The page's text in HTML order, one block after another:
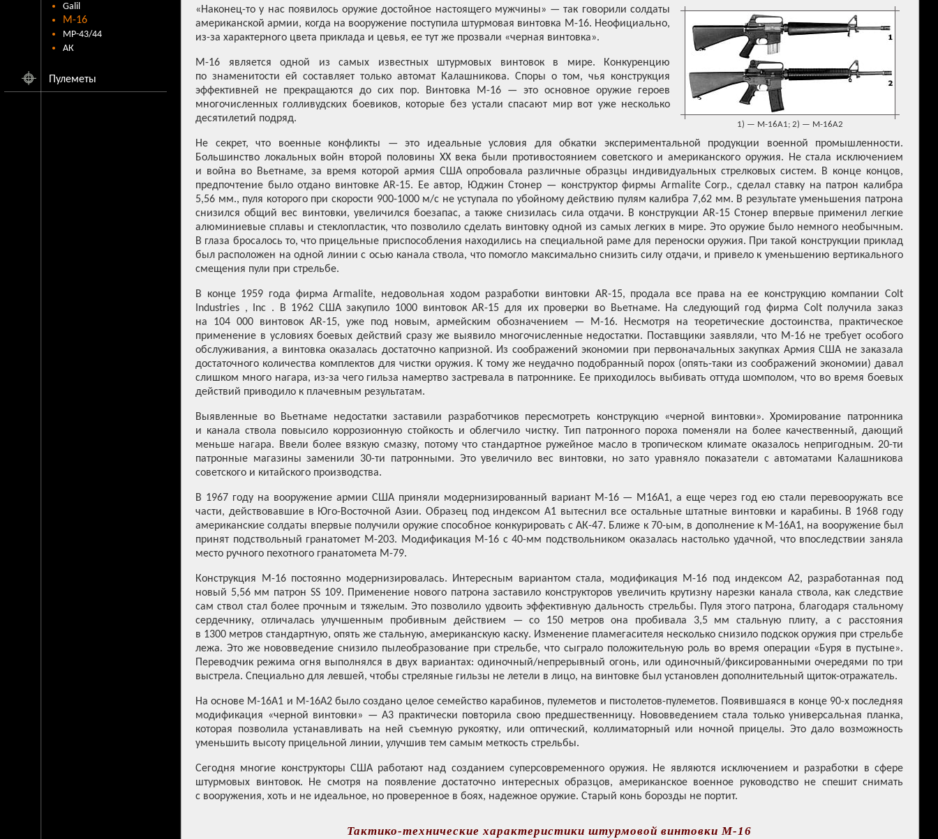
Galil
M-16
MP-43/44
АК
Пулеметы
1) — M-16A1; 2) — M-16A2
«Наконец-то у нас появилось оружие достойное настоящего мужчины» — так говорили солдаты
американской армии, когда на вооружение поступила штурмовая винтовка М-16. Неофициально,
из-за характерного цвета приклада и цевья, ее тут же прозвали «черная винтовка».
М-16 является одной из самых известных штурмовых винтовок в мире. Конкуренцию
по знаменитости ей составляет только автомат Калашникова. Споры о том, чья конструкция
эффективней не прекращаются до сих пор. Винтовка М-16 — это основное оружие героев
многочисленных голливудских боевиков, которые без устали спасают мир вот уже несколько
десятилетий подряд.
Не секрет, что военные конфликты — это идеальные условия для обкатки экспериментальной продукции военной промышленности.
Большинство локальных войн второй половины XX века были противостоянием советского и американского оружия. Не стала исключением
и война во Вьетнаме, за время которой армия США опробовала различные образцы индивидуальных стрелковых систем. В конце концов,
предпочтение было отдано винтовке AR-15. Ее автор, Юджин Стонер — конструктор фирмы Armalite Corp., сделал ставку на патрон калибра
5,56 мм., пуля которого при скорости 900-1000 м/с не уступала по убойному действию пулям калибра 7,62 мм. В результате уменьшения патрона
снизился общий вес винтовки, увеличился боезапас, а также снизилась сила отдачи. В конструкции AR-15 Стонер впервые применил легкие
алюминиевые сплавы и стеклопластик, что позволило сделать винтовку одной из самых легких в мире. Это оружие было немного необычным.
В глаза бросалось то, что прицельные приспособления находились на специальной раме для переноски оружия. При такой конструкции приклад
был расположен на одной линии с осью канала ствола, что помогло максимально снизить силу отдачи, и привело к уменьшению вертикального
смещения пули при стрельбе.
В конце 1959 года фирма Armalite, недовольная ходом разработки винтовки AR-15, продала все права на ее конструкцию компании Colt
Industries , Inc . В 1962 США закупило 1000 винтовок AR-15 для их проверки во Вьетнаме. На следующий год фирма Colt получила заказ
на 104 000 винтовок AR-15, уже под новым, армейским обозначением — М-16. Несмотря на теоретические достоинства, практическое
применение в условиях боевых действий сразу же выявило многочисленные недостатки. Поставщики заявляли, что М-16 не требует особого
обслуживания, а винтовка оказалась достаточно капризной. Из соображений экономии при первоначальных закупках Армия США не заказала
достаточного количества комплектов для чистки оружия. К тому же неудачно подобранный порох (опять-таки из соображений экономии) давал
слишком много нагара, из-за чего гильза намертво застревала в патроннике. Ее приходилось выбивать оттуда шомполом, что во время боевых
действий приводило к плачевным результатам.
Выявленные во Вьетнаме недостатки заставили разработчиков пересмотреть конструкцию «черной винтовки». Хромирование патронника
и канала ствола повысило коррозионную стойкость и облегчило чистку. Тип патронного пороха поменяли на более качественный, дающий
меньше нагара. Ввели более вязкую смазку, потому что стандартное ружейное масло в тропическом климате оказалось непригодным. 20-ти
патронные магазины заменили 30-ти патронными. Это увеличило вес винтовки, но зато уравняло показатели с автоматами Калашникова
советского и китайского производства.
В 1967 году на вооружение армии США приняли модернизированный вариант М-16 — М16А1, а еще через год ею стали перевооружать все
части, действовавшие в Юго-Восточной Азии. Образец под индексом А1 вытеснил все остальные штатные винтовки и карабины. В 1968 году
американские солдаты впервые получили оружие способное конкурировать с АК-47. Ближе к 70-ым, в дополнение к М-16А1, на вооружение был
принят подствольный гранатомет М-203. Модификация М-16 с 40-мм подствольником оказалась настолько удачной, что впоследствии заняла
место ручного пехотного гранатомета М-79.
Конструкция М-16 постоянно модернизировалась. Интересным вариантом стала, модификация М-16 под индексом А2, разработанная под
новый 5,56 мм патрон SS 109. Применение нового патрона заставило конструкторов увеличить крутизну нарезки канала ствола, как следствие
сам ствол стал более прочным и тяжелым. Это позволило удвоить эффективную дальность стрельбы. Пуля этого патрона, благодаря стальному
сердечнику, отличалась улучшенным пробивным действием — со 150 метров она пробивала 3,5 мм стальную плиту, а с расстояния
в 1300 метров стандартную, опять же стальную, американскую каску. Изменение пламегасителя несколько снизило подскок оружия при стрельбе
лежа. Это же нововведение снизило пылеобразование при стрельбе, что сыграло положительную роль во время операции «Буря в пустыне».
Переводчик режима огня выполнялся в двух вариантах: одиночный/непрерывный огонь, или одиночный/фиксированными очередями по три
выстрела. Специально для левшей, чтобы стреляные гильзы не летели в лицо, на винтовке был установлен дополнительный щиток-отражатель.
На основе М-16А1 и М-16А2 было создано целое семейство карабинов, пулеметов и пистолетов-пулеметов. Появившаяся в конце 90-х последняя
модификация «черной винтовки» — А3 практически повторила свою предшественницу. Нововведением стала только универсальная планка,
которая позволила устанавливать на ней съемную рукоятку, или оптический, коллиматорный или ночной прицелы. Это дало возможность
уменьшить высоту прицельной линии, улучшив тем самым меткость стрельбы.
Сегодня многие конструкторы США работают над созданием суперсовременного оружия. Не являются исключением и разработки в сфере
штурмовых винтовок. Не смотря на появление достаточно интересных образцов, американское военное руководство не спешит снимать
с вооружения, хоть и не идеальное, но проверенное в боях, надежное оружие. Старый конь борозды не портит.
Тактико-технические характеристики штурмовой винтовки M-16